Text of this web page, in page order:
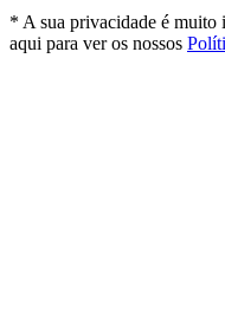
* A sua privacidade é muito
aqui para ver os nossos